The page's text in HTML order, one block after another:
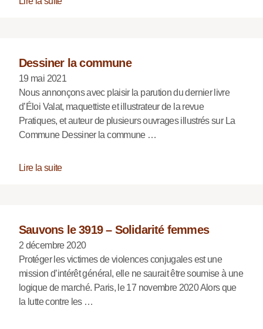
Dessiner la commune
19 mai 2021
Nous annonçons avec plaisir la parution du dernier livre
d’Éloi Valat, maquettiste et illustrateur de la revue
Pratiques, et auteur de plusieurs ouvrages illustrés sur La
Commune Dessiner la commune …
Lire la suite
Sauvons le 3919 – Solidarité femmes
2 décembre 2020
Protéger les victimes de violences conjugales est une
mission d’intérêt général, elle ne saurait être soumise à une
logique de marché. Paris, le 17 novembre 2020 Alors que
la lutte contre les …